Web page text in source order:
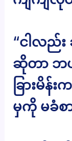
“ငါလည်
ဆိုတာ ဘ
ခြားမိ
မှကို မခံစ